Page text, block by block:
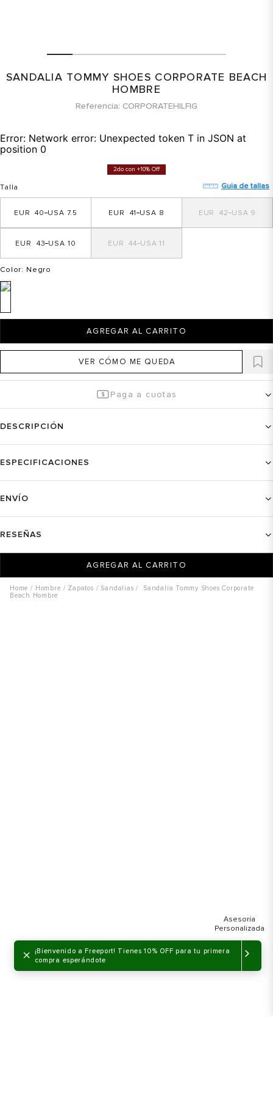
×
¡Bienvenido a Freeport! Tienes 10% OFF para tu primera
compra esperándote
SANDALIA TOMMY SHOES CORPORATE BEACH
HOMBRE
Referencia CORPORATEHILFIG
Error: Network error: Unexpected token T in JSON at
position 0
2do con +10% Off
Talla Guia de tallas
7.5
40 8
41 9
42
10
43 11
44
Color: Negro
AGREGAR AL CARRITO
VER CÓMO ME QUEDA
Paga a cuotas
DESCRIPCIÓN
ESPECIFICACIONES
ENVÍO
RESEÑAS
AGREGAR AL CARRITO
Hombre Zapatos Sandalias
Sandalia Tommy Shoes Corporate
Beach Hombre